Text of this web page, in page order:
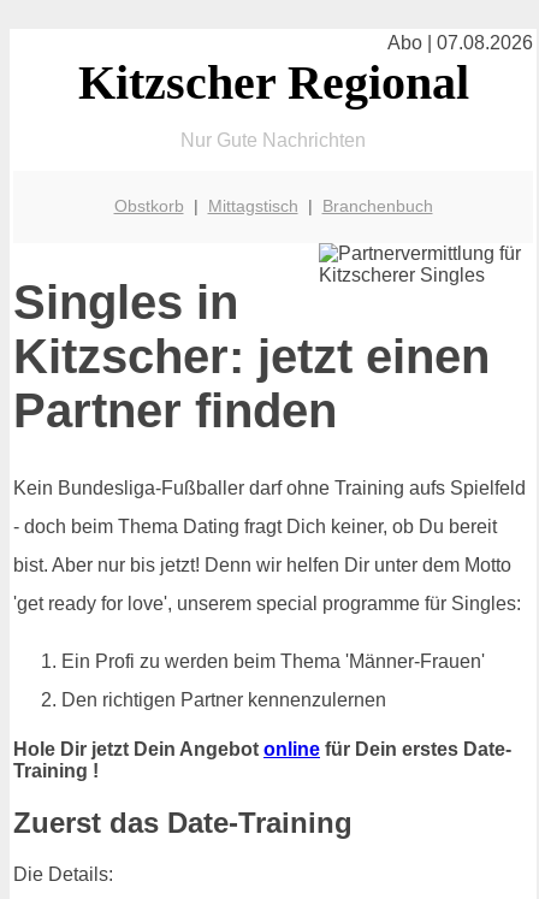
Abo | 07.08.2026
Kitzscher Regional
Nur Gute Nachrichten
Obstkorb | Mittagstisch | Branchenbuch
Singles in
Kitzscher: jetzt einen
Partner finden
Kein Bundesliga-Fußballer darf ohne Training aufs Spielfeld
- doch beim Thema Dating fragt Dich keiner, ob Du bereit
bist. Aber nur bis jetzt! Denn wir helfen Dir unter dem Motto
'get ready for love', unserem special programme für Singles:
Ein Profi zu werden beim Thema 'Männer-Frauen'
Den richtigen Partner kennenzulernen
Hole Dir jetzt Dein Angebot online für Dein erstes Date-
Training !
Zuerst das Date-Training
Die Details: